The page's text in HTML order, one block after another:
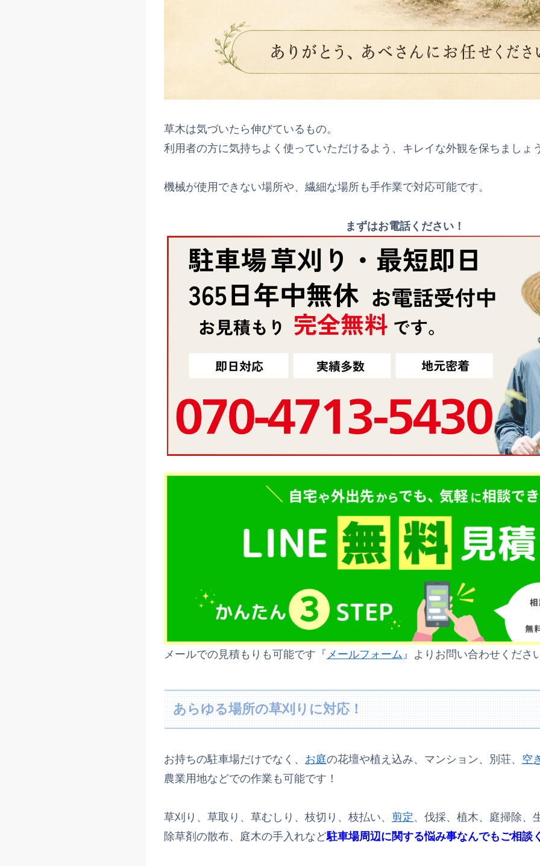
草木は気づいたら伸びているもの。
利用者の方に気持ちよく使っていただけるよう、キレイな外観を保ちましょ
機械が使用できない場所や、繊細な場所も手作業で対応可能です。
まずはお電話ください！
メールでの見積もりも可能です『 メールフォーム 』よりお問い合わせくださ
あらゆる場所の草刈りに対応！
お持ちの駐車場だけでなく、 お庭の花壇や植え込み、マンション、別荘、 空
農業用地などでの作業も可能です！
草刈り、草取り、草むしり、枝切り、枝払い、 剪定 、伐採、植木、庭掃除、
除草剤の散布、庭木の手入れなど駐車場周辺に関する悩み事なんでもご相談